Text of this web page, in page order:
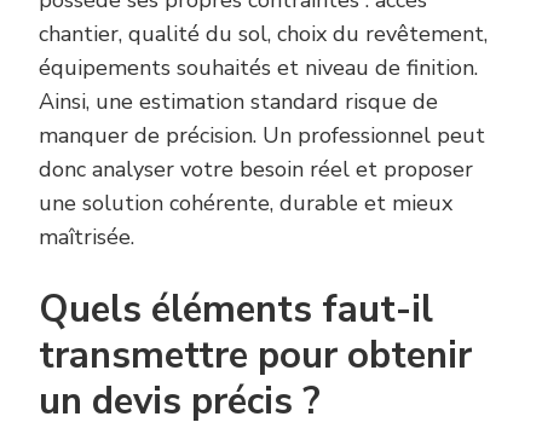
chantier, qualité du sol, choix du revêtement,
équipements souhaités et niveau de finition.
Ainsi, une estimation standard risque de
manquer de précision. Un professionnel peut
donc analyser votre besoin réel et proposer
une solution cohérente, durable et mieux
maîtrisée.
Quels éléments faut-il
transmettre pour obtenir
un devis précis ?